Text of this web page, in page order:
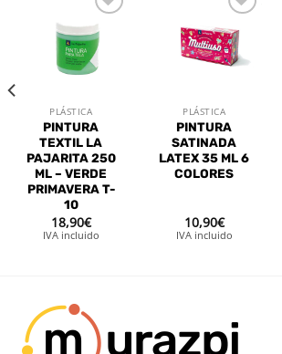
Añadir
a la
lista de
deseos
PLÁSTICA
PINTURA
TEXTIL LA
PAJARITA 250
ML – VERDE
PRIMAVERA T-
10
18,90€
IVA incluido
Añadir
a la
lista de
deseos
PLÁSTICA
PINTURA
SATINADA
LATEX 35 ML 6
COLORES
10,90€
IVA incluido